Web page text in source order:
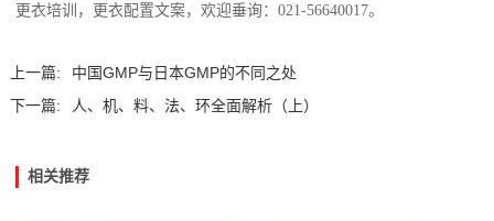
更衣培训，更衣配置文案，欢迎垂询：021-56640017。
上一篇:
中国GMP与日本GMP的不同之处
下一篇:
人、机、料、法、环全面解析（上）
相关推荐